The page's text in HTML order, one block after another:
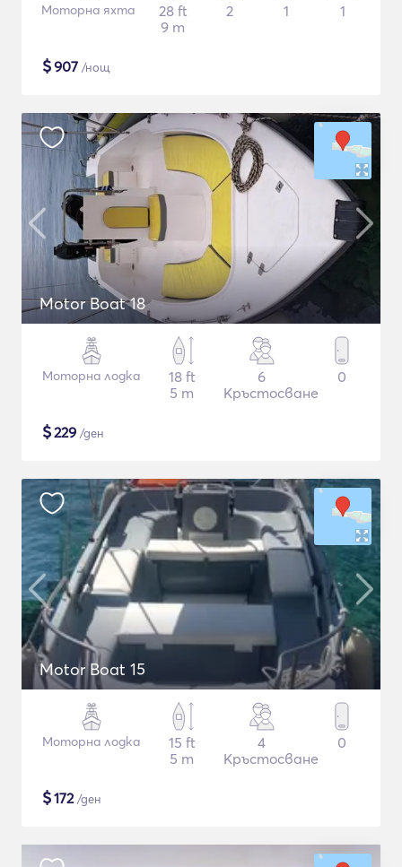
Моторна яхта
28 ft
9 m
2 1 1
$907 /нощ
Motor Boat 18
Моторна лодка
18 ft
5 m
6
Кръстосване
0
$229 /ден
Motor Boat 15
Моторна лодка
15 ft
5 m
4
Кръстосване
0
$172/ден